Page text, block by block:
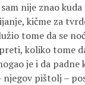
nije znao kuda
kičme za
tome da se
koliko tome
je i da padne
njegov pištolj –